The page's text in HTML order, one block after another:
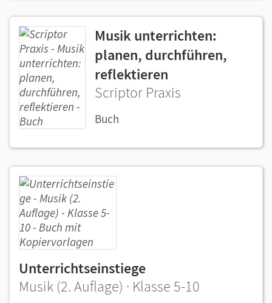
Musik unterrichten:
planen, durchführen,
reflektieren
Scriptor Praxis
Buch
Unterrichtseinstiege
Musik (2. Auflage) · Klasse 5-10